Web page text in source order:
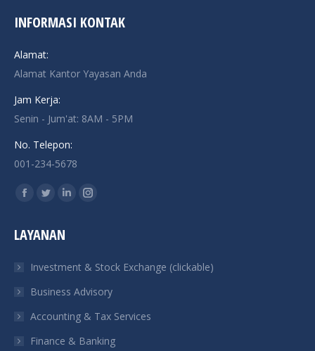
INFORMASI KONTAK
Alamat:
Alamat Kantor Yayasan Anda
Jam Kerja:
Senin - Jum'at: 8AM - 5PM
No. Telepon:
001-234-5678
Find us on:
Facebook
opens
new
window
Twitter
opens
new
window
Linkedin
new
window
Instagram
new
window
LAYANAN
Investment & Stock Exchange (clickable)
Business Advisory
Accounting & Tax Services
Finance & Banking